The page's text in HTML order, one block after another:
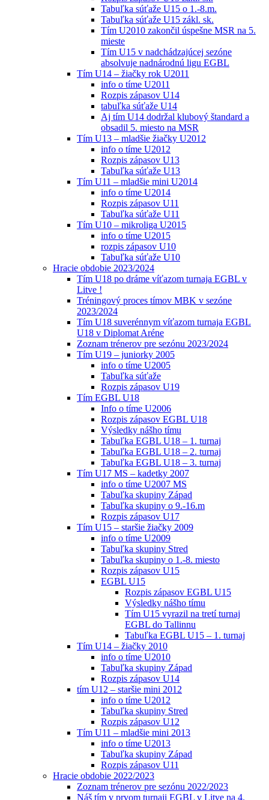
Tabuľka súťaže U15 o 1.-8.m.
Tabuľka súťaže U15 zákl. sk.
Tím U2010 zakončil úspešne MSR na 5.
mieste
Tím U15 v nadchádzajúcej sezóne
absolvuje nadnárodnú ligu EGBL
Tím U14 – žiačky rok U2011
info o tíme U2011
Rozpis zápasov U14
tabuľka súťaže U14
Aj tím U14 dodržal klubový štandard a
obsadil 5. miesto na MSR
Tím U13 – mladšie žiačky U2012
info o tíme U2012
Rozpis zápasov U13
Tabuľka súťaže U13
Tím U11 – mladšie mini U2014
info o tíme U2014
Rozpis zápasov U11
Tabuľka súťaže U11
Tím U10 – mikroliga U2015
info o tíme U2015
rozpis zápasov U10
Tabuľka súťaže U10
Hracie obdobie 2023/2024
Tím U18 po dráme víťazom turnaja EGBL v
Litve !
Tréningový proces tímov MBK v sezóne
2023/2024
Tím U18 suverénnym víťazom turnaja EGBL
U18 v Diplomat Aréne
Zoznam trénerov pre sezónu 2023/2024
Tím U19 – juniorky 2005
info o tíme U2005
Tabuľka súťaže
Rozpis zápasov U19
Tím EGBL U18
Info o tíme U2006
Rozpis zápasov EGBL U18
Výsledky nášho tímu
Tabuľka EGBL U18 – 1. turnaj
Tabuľka EGBL U18 – 2. turnaj
Tabuľka EGBL U18 – 3. turnaj
Tím U17 MS – kadetky 2007
info o tíme U2007 MS
Tabuľka skupiny Západ
Tabuľka skupiny o 9.-16.m
Rozpis zápasov U17
Tím U15 – staršie žiačky 2009
info o tíme U2009
Tabuľka skupiny Stred
Tabuľka skupiny o 1.-8. miesto
Rozpis zápasov U15
EGBL U15
Rozpis zápasov EGBL U15
Výsledky nášho tímu
Tím U15 vyrazil na tretí turnaj
EGBL do Tallinnu
Tabuľka EGBL U15 – 1. turnaj
Tím U14 – žiačky 2010
info o tíme U2010
Tabuľka skupiny Západ
Rozpis zápasov U14
tím U12 – staršie mini 2012
info o tíme U2012
Tabuľka skupiny Stred
Rozpis zápasov U12
Tím U11 – mladšie mini 2013
info o tíme U2013
Tabuľka skupiny Západ
Rozpis zápasov U11
Hracie obdobie 2022/2023
Zoznam trénerov pre sezónu 2022/2023
Náš tím v prvom turnaji EGBL v Litve na 4.